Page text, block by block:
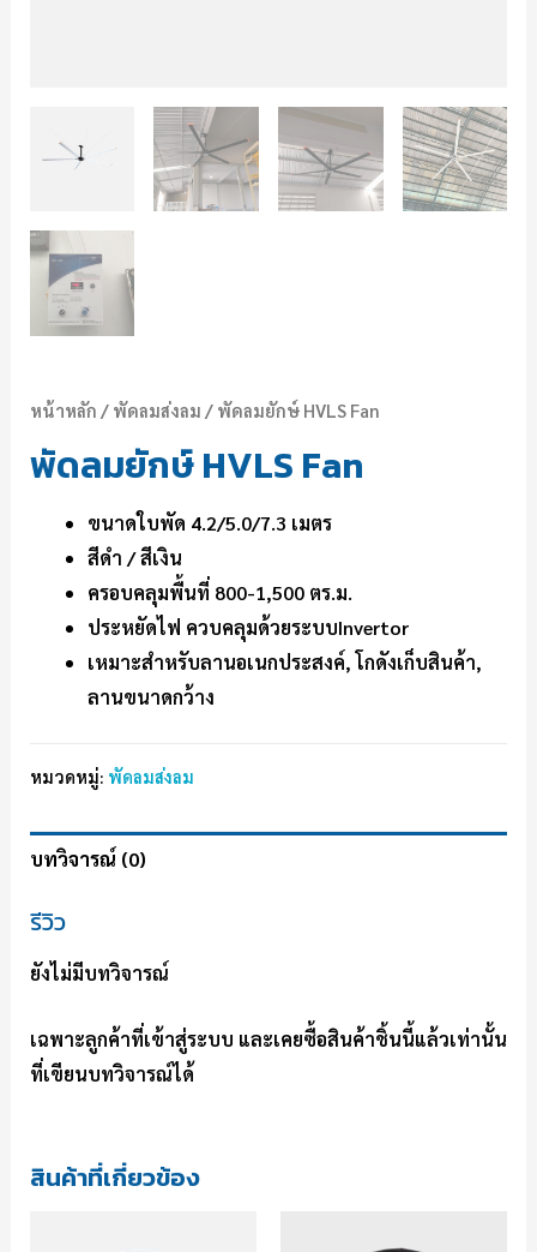
หน้าหลัก / พัดลมส่งลม / พัดลมยักษ์ HVLS Fan
พัดลมยักษ์ HVLS Fan
ขนาดใบพัด 4.2/5.0/7.3 เมตร
สีดำ / สีเงิน
ครอบคลุมพื้นที่ 800-1,500 ตร.ม.
ประหยัดไฟ ควบคลุมด้วยระบบInvertor
เหมาะสำหรับลานอเนกประสงค์, โกดังเก็บสินค้า,
ลานขนาดกว้าง
หมวดหมู่: พัดลมส่งลม
บทวิจารณ์ (0)
รีวิว
ยังไม่มีบทวิจารณ์
เฉพาะลูกค้าที่เข้าสู่ระบบ และเคยซื้อสินค้าชิ้นนี้แล้วเท่านั้น
ที่เขียนบทวิจารณ์ได้
สินค้าที่เกี่ยวข้อง